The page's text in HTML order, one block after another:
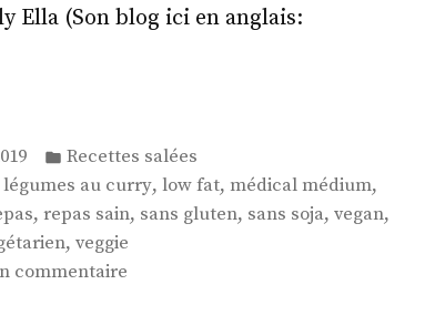
Ella (Son blog ici en anglais:
Publié
dans
Recettes salées
légumes au curry, low fat, médical médium,
, repas sain, sans gluten, sans soja, vegan,
, veggie
commentairesur